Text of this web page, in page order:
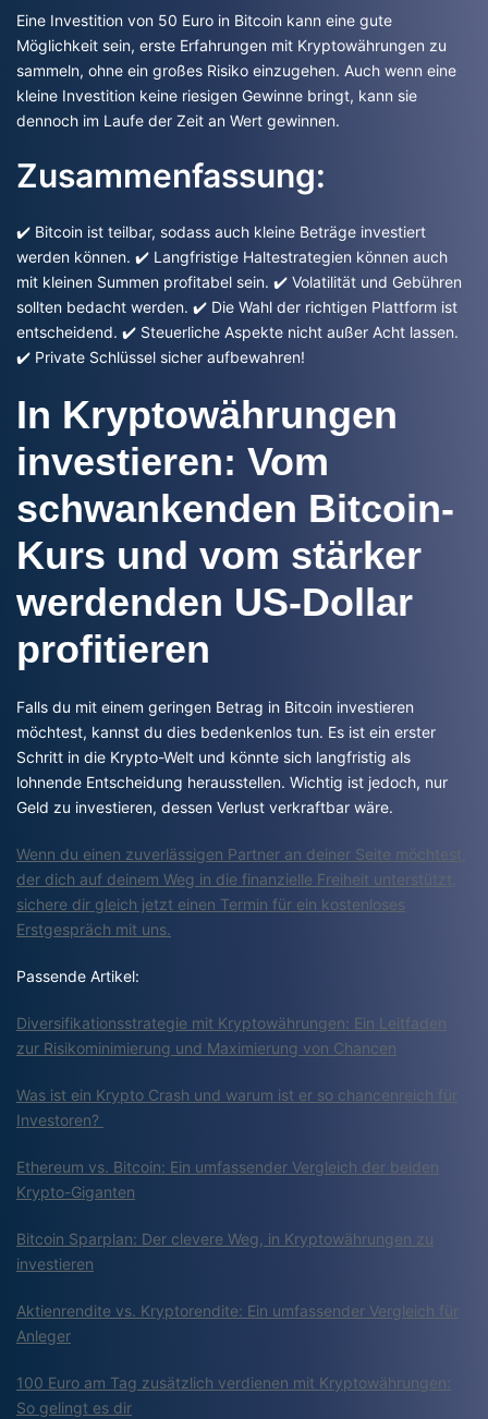
Eine Investition von 50 Euro in Bitcoin kann eine gute
Möglichkeit sein, erste Erfahrungen mit Kryptowährungen zu
sammeln, ohne ein großes Risiko einzugehen. Auch wenn eine
kleine Investition keine riesigen Gewinne bringt, kann sie
dennoch im Laufe der Zeit an Wert gewinnen.
Zusammenfassung:
✔️ Bitcoin ist teilbar, sodass auch kleine Beträge investiert
werden können. ✔️ Langfristige Haltestrategien können auch
mit kleinen Summen profitabel sein. ✔️ Volatilität und Gebühren
sollten bedacht werden. ✔️ Die Wahl der richtigen Plattform ist
entscheidend. ✔️ Steuerliche Aspekte nicht außer Acht lassen.
✔️ Private Schlüssel sicher aufbewahren!
In Kryptowährungen
investieren: Vom
schwankenden Bitcoin-
Kurs und vom stärker
werdenden US-Dollar
profitieren
Falls du mit einem geringen Betrag in Bitcoin investieren
möchtest, kannst du dies bedenkenlos tun. Es ist ein erster
Schritt in die Krypto-Welt und könnte sich langfristig als
lohnende Entscheidung herausstellen. Wichtig ist jedoch, nur
Geld zu investieren, dessen Verlust verkraftbar wäre.
Wenn du einen zuverlässigen Partner an deiner Seite möchtest,
der dich auf deinem Weg in die finanzielle Freiheit unterstützt,
sichere dir gleich jetzt einen Termin für ein kostenloses
Erstgespräch mit uns.
Passende Artikel:
Diversifikationsstrategie mit Kryptowährungen: Ein Leitfaden
zur Risikominimierung und Maximierung von Chancen
Was ist ein Krypto Crash und warum ist er so chancenreich für
Investoren?
Ethereum vs. Bitcoin: Ein umfassender Vergleich der beiden
Krypto-Giganten
Bitcoin Sparplan: Der clevere Weg, in Kryptowährungen zu
investieren
Aktienrendite vs. Kryptorendite: Ein umfassender Vergleich für
Anleger
100 Euro am Tag zusätzlich verdienen mit Kryptowährungen:
So gelingt es dir